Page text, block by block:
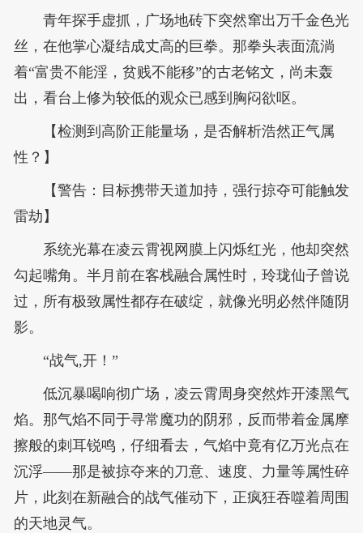
青年探手虚抓，广场地砖下突然窜出万千金色光
丝，在他掌心凝结成丈高的巨拳。那拳头表面流淌
着“富贵不能淫，贫贱不能移”的古老铭文，尚未轰
出，看台上修为较低的观众已感到胸闷欲呕。
【检测到高阶正能量场，是否解析浩然正气属
性？】
【警告：目标携带天道加持，强行掠夺可能触发
雷劫】
系统光幕在凌云霄视网膜上闪烁红光，他却突然
勾起嘴角。半月前在客栈融合属性时，玲珑仙子曾说
过，所有极致属性都存在破绽，就像光明必然伴随阴
影。
“战气,开！”
低沉暴喝响彻广场，凌云霄周身突然炸开漆黑气
焰。那气焰不同于寻常魔功的阴邪，反而带着金属摩
擦般的刺耳锐鸣，仔细看去，气焰中竟有亿万光点在
沉浮——那是被掠夺来的刀意、速度、力量等属性碎
片，此刻在新融合的战气催动下，正疯狂吞噬着周围
的天地灵气。